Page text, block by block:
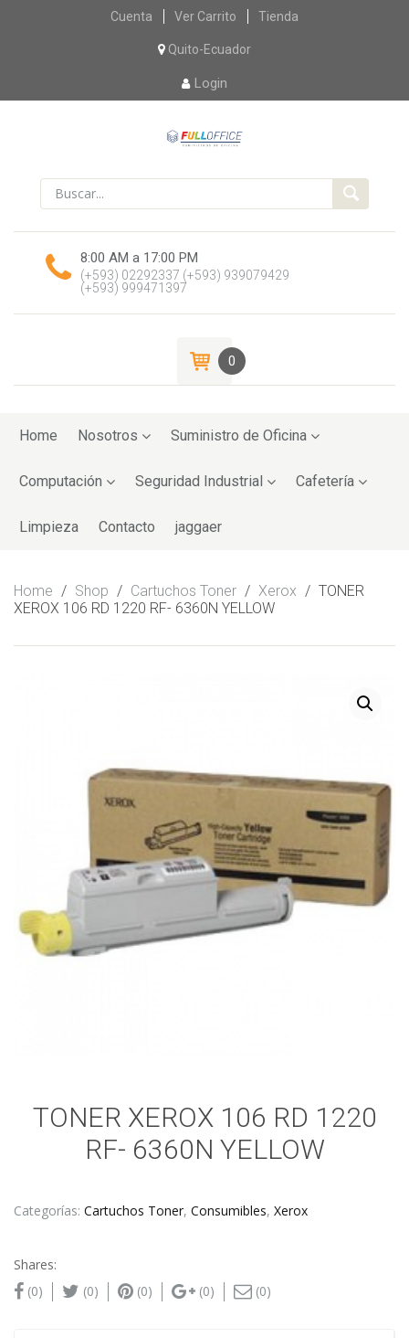
Skip
content
Cuenta Ver Carrito Tienda
Quito-Ecuador
Login
8:00 AM a 17:00 PM
(+593) 02292337 (+593) 939079429
(+593) 999471397
0
toHome Nosotros Suministro de Oficina
Computación Seguridad Industrial Cafetería
Limpieza Contacto jaggaer
Home / Shop / Cartuchos Toner / Xerox / TONER
XEROX 106 RD 1220 RF- 6360N YELLOW
TONER XEROX 106 RD 1220
RF- 6360N YELLOW
Categorías: Cartuchos Toner, Consumibles, Xerox
Shares:
(0)
(0) (0) (0) (0)